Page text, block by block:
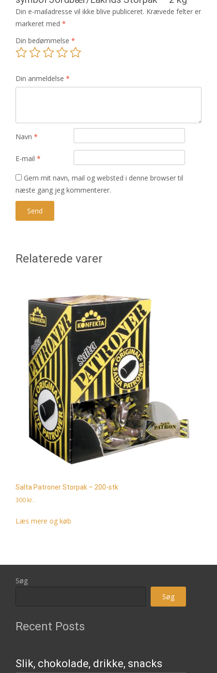
Din e-mailadresse vil ikke blive publiceret. Krævede felter er
markeret med *
Din bedømmelse *
Din anmeldelse *
Navn *
E-mail *
Gem mit navn, mail og websted i denne browser til
næste gang jeg kommenterer.
Relaterede varer
Salta Patroner Storpak – 200-stk
300 kr.
Læs mere og køb
Søg
Søg
Recent Posts
Slik, chokolade, drikke, snacks